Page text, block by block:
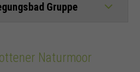
Gruppe
Naturmoor